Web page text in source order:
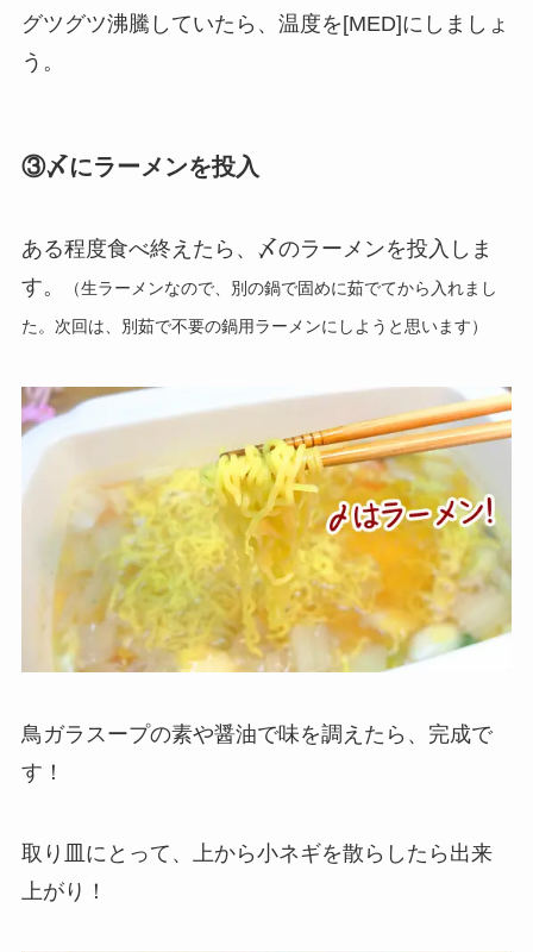
グツグツ沸騰していたら、温度を[MED]にしましょ
う。
③〆にラーメンを投入
ある程度食べ終えたら、〆のラーメンを投入しま
す。
（生ラーメンなので、別の鍋で固めに茹でてから入れまし
た。次回は、別茹で不要の鍋用ラーメンにしようと思います）
鳥ガラスープの素や醤油で味を調えたら、完成で
す！
取り皿にとって、上から小ネギを散らしたら出来
上がり！